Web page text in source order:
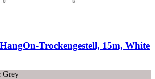
HangOn-​Trockengestell, 15m, White
Grey